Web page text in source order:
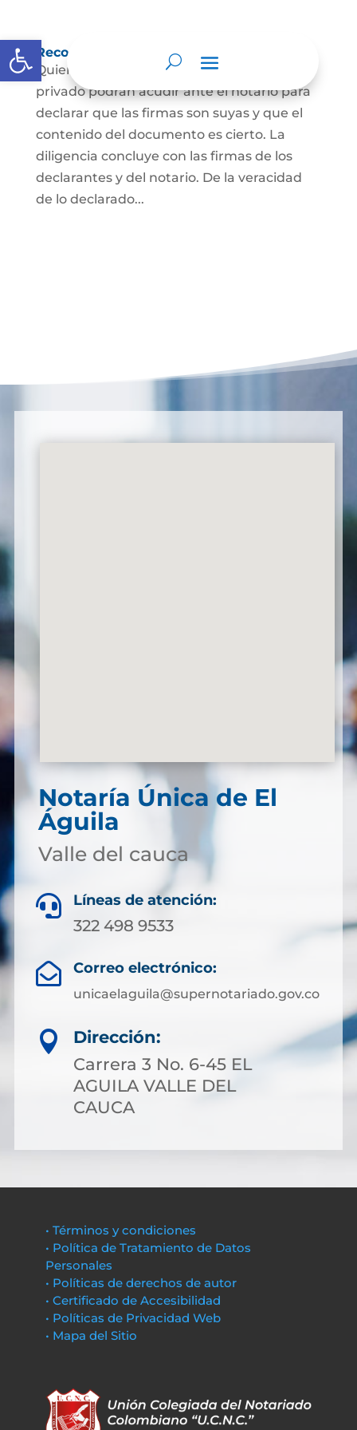
Abrir barra de herramientas
Reconocimiento de firma y contenido
Quienes hayan firmado un documento
privado podrán acudir ante el notario para
declarar que las firmas son suyas y que el
contenido del documento es cierto. La
diligencia concluye con las firmas de los
declarantes y del notario. De la veracidad
de lo declarado...
Notaría Única de El
Águila
Valle del cauca
 Líneas de atención:
322 498 9533
 Correo electrónico:
unicaelaguila@supernotariado.gov.co

Dirección:
Carrera 3 No. 6-45 EL
AGUILA VALLE DEL
CAUCA
• Términos y condiciones
• Política de Tratamiento de Datos
Personales
• Políticas de derechos de autor
• Certificado de Accesibilidad
• Políticas de Privacidad Web
• Mapa del Sitio